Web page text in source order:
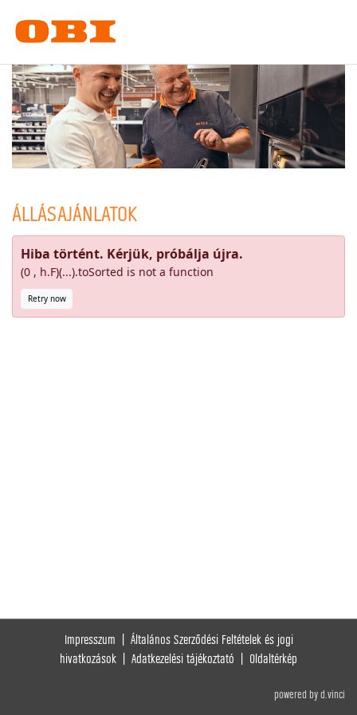
ÁLLÁSAJÁNLATOK
Hiba történt. Kérjük, próbálja újra.
(0 , h.F)(...).toSorted is not a function
Retry now
Impresszum
Általános Szerződési Feltételek és jogi
hivatkozások
Adatkezelési tájékoztató Oldaltérkép
powered by d.vinci